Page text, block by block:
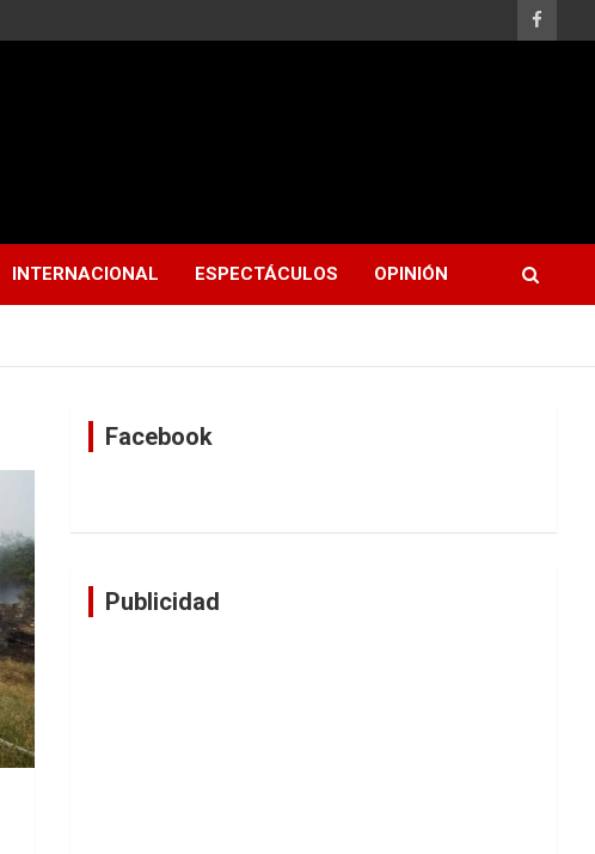
INTERNACIONAL ESPECTÁCULOS OPINIÓN
Facebook
Publicidad